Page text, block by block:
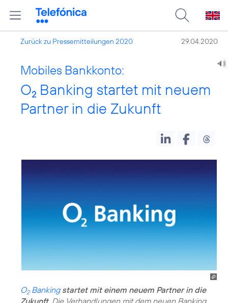
Zurück zu Pressemitteilungen 2020 29.04.2020
Mobiles Bankkonto:
O2 Banking startet mit neuem
Partner in die Zukunft
O2Banking startet mit einem neuem Partner in die
Zukunft. Die Verhandlungen mit dem neuen Banking